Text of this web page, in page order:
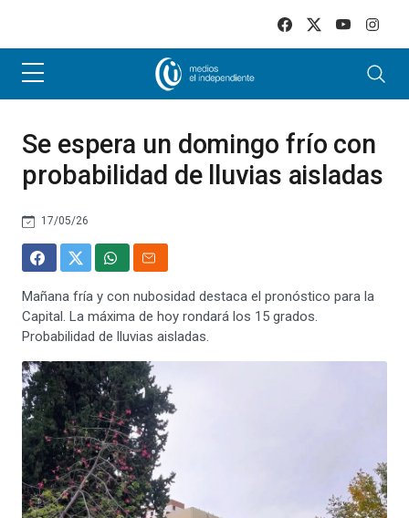
Se espera un domingo frío con
probabilidad de lluvias aisladas
17/05/26
Mañana fría y con nubosidad destaca el pronóstico para la
Capital. La máxima de hoy rondará los 15 grados.
Probabilidad de lluvias aisladas.